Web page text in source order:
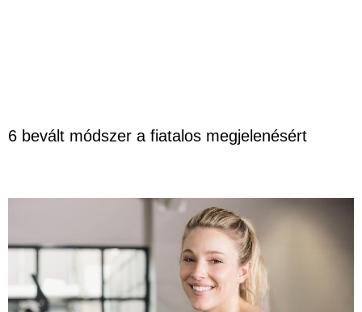
6 bevált módszer a fiatalos megjelenésért